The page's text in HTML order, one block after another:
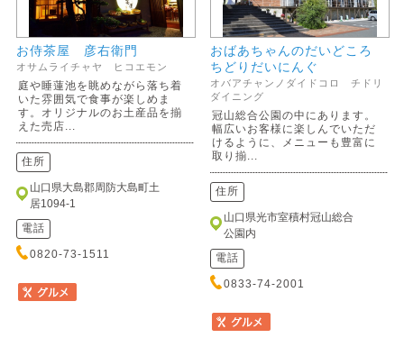
お侍茶屋 彦右衛門
オサムライチャヤ ヒコエモン
庭や睡蓮池を眺めながら落ち着
いた雰囲気で食事が楽しめま
す。オリジナルのお土産品を揃
えた売店...
住所
山口県大島郡周防大島町土
居1094-1
電話
0820-73-1511
おばあちゃんのだいどころ
ちどりだいにんぐ
オバアチャンノダイドコロ チドリ
ダイニング
冠山総合公園の中にあります。
幅広いお客様に楽しんでいただ
けるように、メニューも豊富に
取り揃...
住所
山口県光市室積村冠山総合
公園内
電話
0833-74-2001